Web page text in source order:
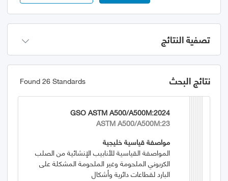
تصفية النتائج
نتائج البحث Found 26 Standards
GSO ASTM A500/A500M:2024
ASTM A500/A500M:23
مواصفة قياسية خليجية
المواصفة القياسية للأنابيب الإنشائية من الصلب
الكربوني الملحومة وغير الملحومة المشكلة على
البارد لقطاعات دائرية وأشكال